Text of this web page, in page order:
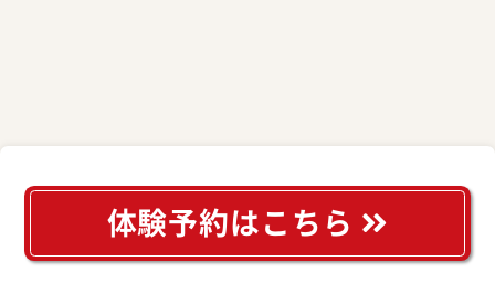
体験予約はこちら